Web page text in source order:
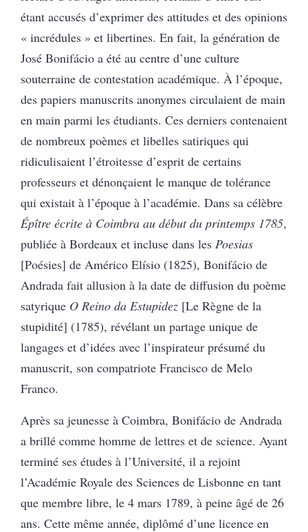
étant accusés d’exprimer des attitudes et des opinions
« incrédules » et libertines. En fait, la génération de
José Bonifácio a été au centre d’une culture
souterraine de contestation académique. À l’époque,
des papiers manuscrits anonymes circulaient de main
en main parmi les étudiants. Ces derniers contenaient
de nombreux poèmes et libelles satiriques qui
ridiculisaient l’étroitesse d’esprit de certains
professeurs et dénonçaient le manque de tolérance
qui existait à l’époque à l’académie. Dans sa célèbre
Épître écrite à Coimbra au début du printemps 1785,
publiée à Bordeaux et incluse dans les Poesias
[Poésies] de Américo Elísio (1825), Bonifácio de
Andrada fait allusion à la date de diffusion du poème
satyrique O Reino da Estupidez [Le Règne de la
stupidité] (1785), révélant un partage unique de
langages et d’idées avec l’inspirateur présumé du
manuscrit, son compatriote Francisco de Melo
Franco.
Après sa jeunesse à Coimbra, Bonifácio de Andrada
a brillé comme homme de lettres et de science. Ayant
terminé ses études à l’Université, il a rejoint
l’Académie Royale des Sciences de Lisbonne en tant
que membre libre, le 4 mars 1789, à peine âgé de 26
ans. Cette même année, diplômé d’une licence en